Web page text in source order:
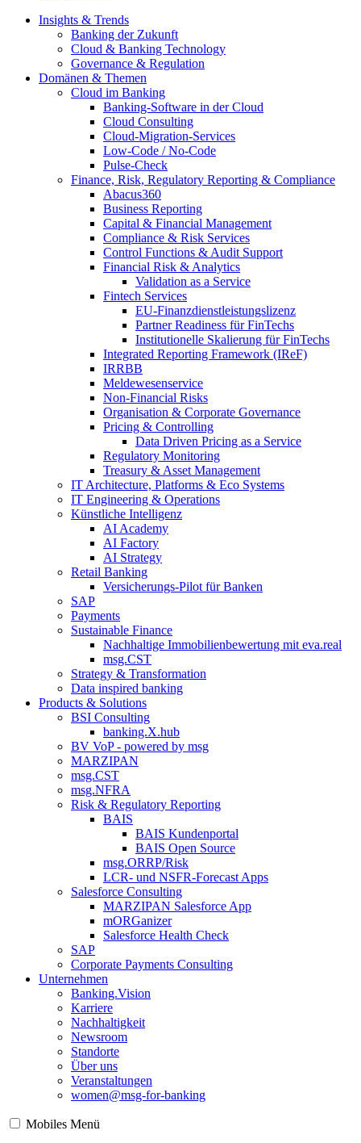
Insights & Trends
Banking der Zukunft
Cloud & Banking Technology
Governance & Regulation
Domänen & Themen
Cloud im Banking
Banking-​Software in der Cloud
Cloud Consulting
Cloud-Migration-Services
Low-Code / No-Code
Pulse-Check
Finance, Risk, Regulatory Reporting & Compliance
Abacus360
Business Reporting
Capital & Financial Management
Compliance & Risk Services
Control Functions & Audit Support
Financial Risk & Analytics
Validation as a Service
Fintech Services
EU-Finanzdienstleistungslizenz
Partner Readiness für FinTechs
Institutionelle Skalierung für FinTechs
Integrated Reporting Framework (IReF)
IRRBB
Meldewesenservice
Non-​Financial Risks
Organisation & Corporate Governance
Pricing & Controlling
Data Driven Pricing as a Service
Regulatory Monitoring
Treasury & Asset Management
IT Architecture, Platforms & Eco Systems
IT Engineering & Operations
Künstliche Intelligenz
AI Academy
AI Factory
AI Strategy
Retail Banking
Versicherungs-​Pilot für Banken
SAP
Payments
Sustainable Finance
Nachhaltige Immobilienbewertung mit eva.real
msg.CST
Strategy & Transformation
Data inspired banking
Products & Solutions
BSI Consulting
banking.X.hub
BV VoP - powered by msg
MARZIPAN
msg.CST
msg.NFRA
Risk & Regulatory Reporting
BAIS
BAIS Kundenportal
BAIS Open Source
msg.ORRP/Risk
LCR- und NSFR-​Forecast Apps
Salesforce Consulting
MARZIPAN Salesforce App
mORGanizer
Salesforce Health Check
SAP
Corporate Payments Consulting
Unternehmen
Banking.Vision
Karriere
Nachhaltigkeit
Newsroom
Standorte
Über uns
Veranstaltungen
women@msg-​for-banking
Mobiles Menü